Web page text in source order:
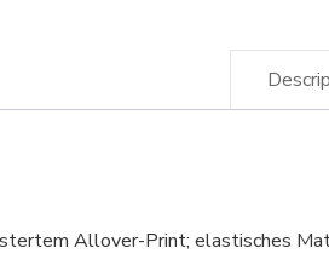
Allover-Print; elastisches